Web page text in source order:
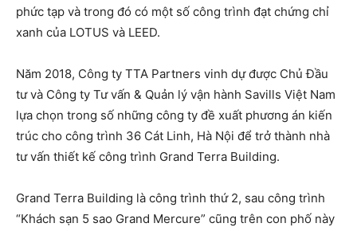
phức tạp và trong đó có một số công trình đạt chứng chỉ
xanh của LOTUS và LEED.
Năm 2018, Công ty TTA Partners vinh dự được Chủ Đầu
tư và Công ty Tư vấn & Quản lý vận hành Savills Việt Nam
lựa chọn trong số những công ty đề xuất phương án kiến
trúc cho công trình 36 Cát Linh, Hà Nội để trở thành nhà
tư vấn thiết kế công trình Grand Terra Building.
Grand Terra Building là công trình thứ 2, sau công trình
“Khách sạn 5 sao Grand Mercure” cũng trên con phố này